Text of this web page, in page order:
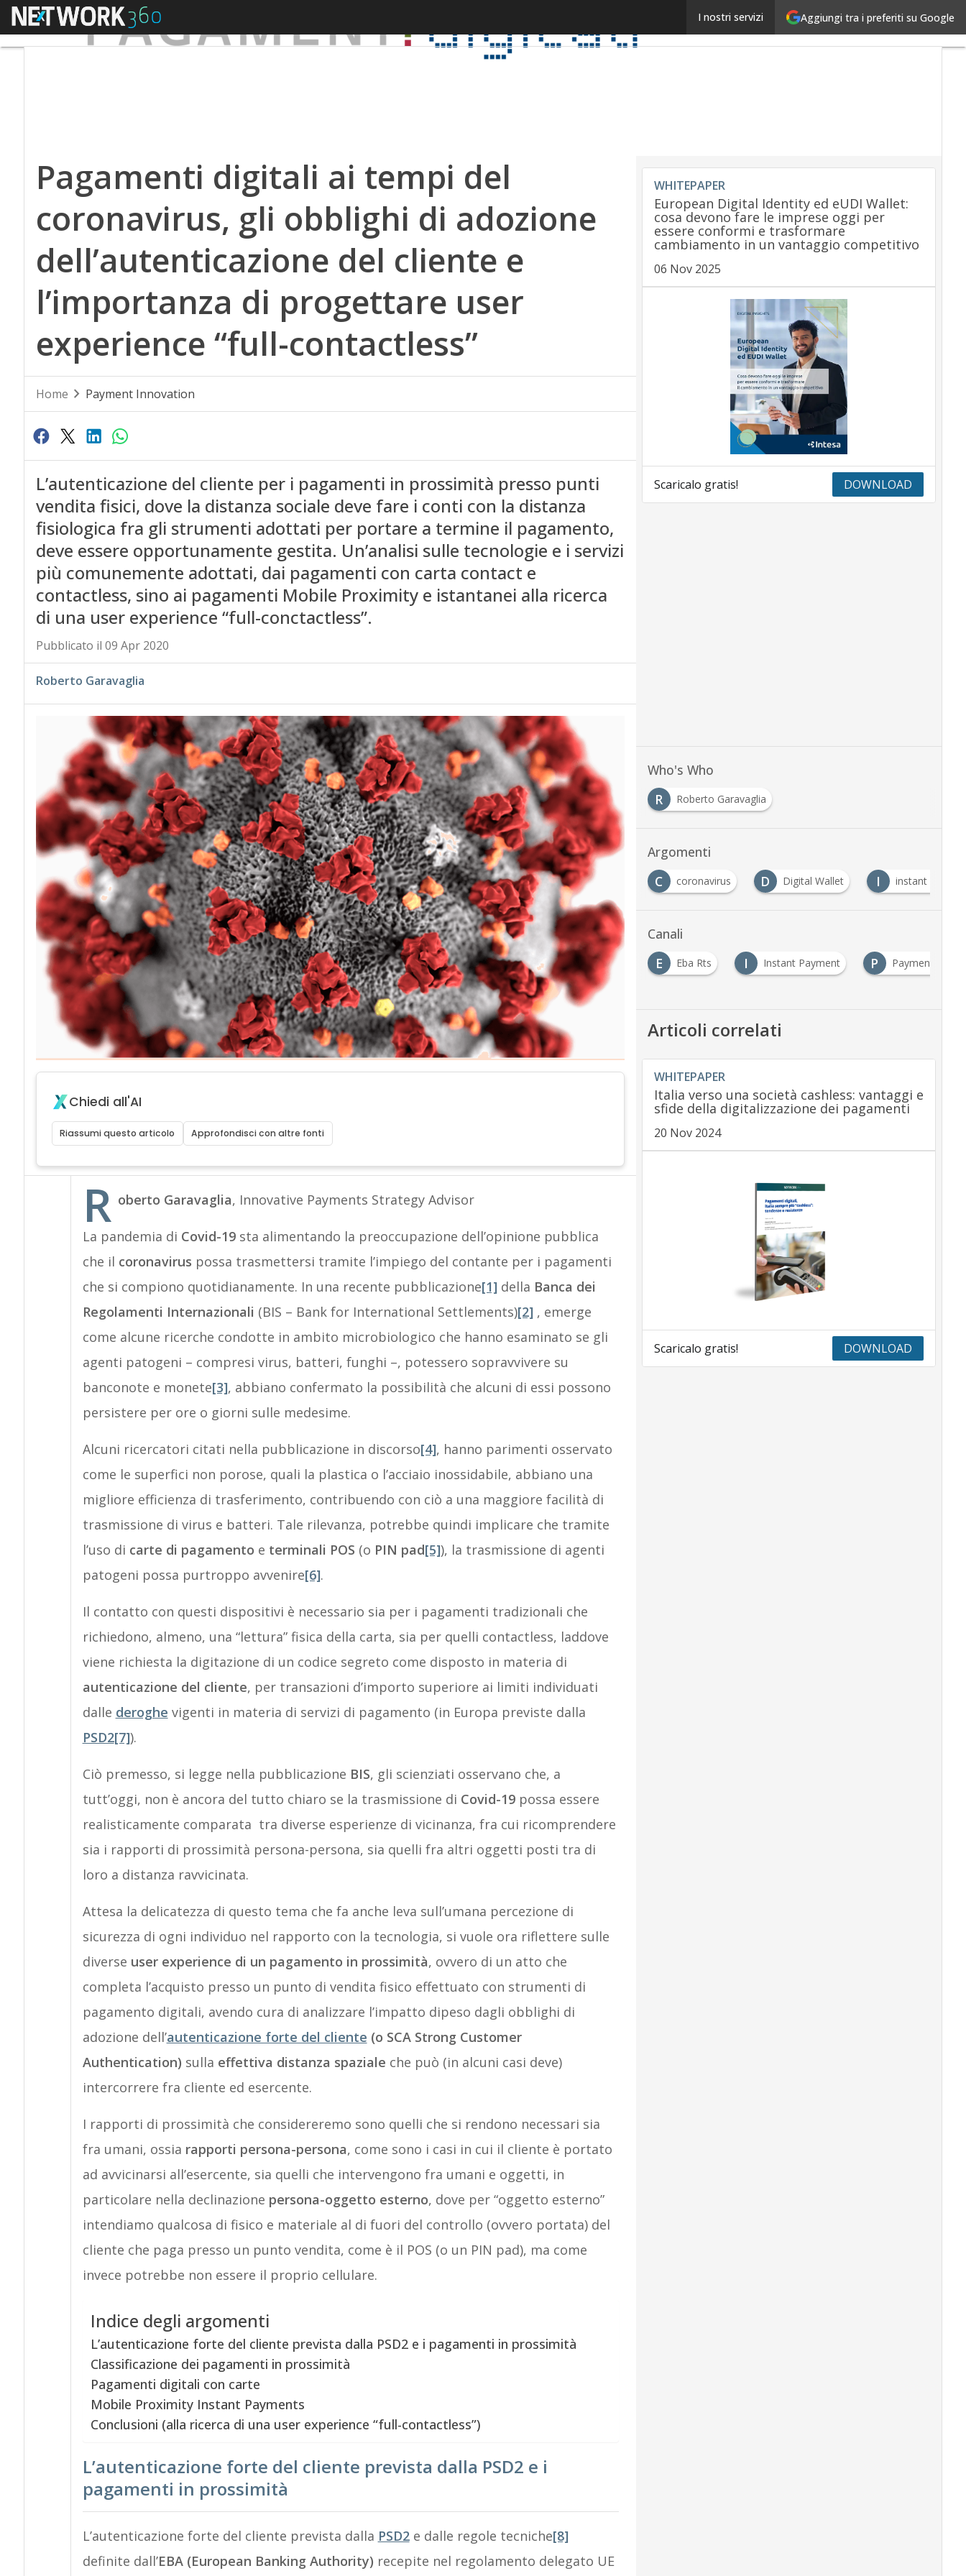
Aggiungi tra i preferiti su Google
I nostri servizi
Menu Pagamenti digitali ai tempi del coronavirus, gli
Pagamenti digitali ai tempi del
coronavirus, gli obblighi di adozione
dell’autenticazione del cliente e
l’importanza di progettare user
experience “full-contactless”
Home Payment Innovation
L’autenticazione del cliente per i pagamenti in prossimità presso punti
vendita fisici, dove la distanza sociale deve fare i conti con la distanza
fisiologica fra gli strumenti adottati per portare a termine il pagamento,
deve essere opportunamente gestita. Un’analisi sulle tecnologie e i servizi
più comunemente adottati, dai pagamenti con carta contact e
contactless, sino ai pagamenti Mobile Proximity e istantanei alla ricerca
di una user experience “full-conctactless”.
Pubblicato il 09 Apr 2020
Roberto Garavaglia
Chiedi all'AI
Riassumi questo articolo Approfondisci con altre fonti
R oberto Garavaglia, Innovative Payments Strategy Advisor
La pandemia di Covid-19sta alimentando la preoccupazione dell’opinione pubblica
che il coronavirus possa trasmettersi tramite l’impiego del contante per i pagamenti
che si compiono quotidianamente. In una recente pubblicazione[1] della Banca dei
Regolamenti Internazionali (BIS – Bank for International Settlements)[2] , emerge
come alcune ricerche condotte in ambito microbiologico che hanno esaminato se gli
agenti patogeni – compresi virus, batteri, funghi –, potessero sopravvivere su
banconote e monete[3], abbiano confermato la possibilità che alcuni di essi possono
persistere per ore o giorni sulle medesime.
Alcuni ricercatori citati nella pubblicazione in discorso[4], hanno parimenti osservato
come le superfici non porose, quali la plastica o l’acciaio inossidabile, abbiano una
migliore efficienza di trasferimento, contribuendo con ciò a una maggiore facilità di
trasmissione di virus e batteri. Tale rilevanza, potrebbe quindi implicare che tramite
l’uso di carte di pagamento e terminali POS (o PIN pad[5]), la trasmissione di agenti
patogeni possa purtroppo avvenire[6].
Il contatto con questi dispositivi è necessario sia per i pagamenti tradizionali che
richiedono, almeno, una “lettura” fisica della carta, sia per quelli contactless, laddove
viene richiesta la digitazione di un codice segreto come disposto in materia di
autenticazione del cliente, per transazioni d’importo superiore ai limiti individuati
dalle deroghe vigenti in materia di servizi di pagamento (in Europa previste dalla
PSD2[7]).
Ciò premesso, si legge nella pubblicazione BIS, gli scienziati osservano che, a
tutt’oggi, non è ancora del tutto chiaro se la trasmissione di Covid-19possa essere
realisticamente comparata tra diverse esperienze di vicinanza, fra cui ricomprendere
sia i rapporti di prossimità persona-persona, sia quelli fra altri oggetti posti tra di
loro a distanza ravvicinata.
Attesa la delicatezza di questo tema che fa anche leva sull’umana percezione di
sicurezza di ogni individuo nel rapporto con la tecnologia, si vuole ora riflettere sulle
diverse user experience di un pagamento in prossimità, ovvero di un atto che
completa l’acquisto presso un punto di vendita fisico effettuato con strumenti di
pagamento digitali, avendo cura di analizzare l’impatto dipeso dagli obblighi di
adozione dell’autenticazione forte del cliente (o SCA Strong Customer
Authentication) sulla effettiva distanza spaziale che può (in alcuni casi deve)
intercorrere fra cliente ed esercente.
I rapporti di prossimità che considereremo sono quelli che si rendono necessari sia
fra umani, ossia rapporti persona-persona, come sono i casi in cui il cliente è portato
ad avvicinarsi all’esercente, sia quelli che intervengono fra umani e oggetti, in
particolare nella declinazione persona-oggetto esterno, dove per “oggetto esterno”
intendiamo qualcosa di fisico e materiale al di fuori del controllo (ovvero portata) del
cliente che paga presso un punto vendita, come è il POS (o un PIN pad), ma come
invece potrebbe non essere il proprio cellulare.
Indice degli argomenti
L’autenticazione forte del cliente prevista dalla PSD2 e i pagamenti in prossimità
Classificazione dei pagamenti in prossimità
Pagamenti digitali con carte
Mobile Proximity Instant Payments
Conclusioni (alla ricerca di una user experience “full-contactless”)
L’autenticazione forte del cliente prevista dalla PSD2 e i
pagamenti in prossimità
L’autenticazione forte del cliente prevista dalla PSD2e dalle regole tecniche[8]
definite dall’EBA (European Banking Authority) recepite nel regolamento delegato UE
WHITEPAPER
European Digital Identity ed eUDI Wallet:
cosa devono fare le imprese oggi per
essere conformi e trasformare
cambiamento in un vantaggio competitivo
06 Nov 2025
Scaricalo gratis! DOWNLOAD
Who's Who
R
Roberto Garavaglia
Argomenti
C
Contactless C coronavirus D Digital Wallet I instant
Canali
C
Carte E Eba Rts I Instant Payment P Payment
Articoli correlati
WHITEPAPER
Italia verso una società cashless: vantaggi e
sfide della digitalizzazione dei pagamenti
20 Nov 2024
Scaricalo gratis! DOWNLOAD